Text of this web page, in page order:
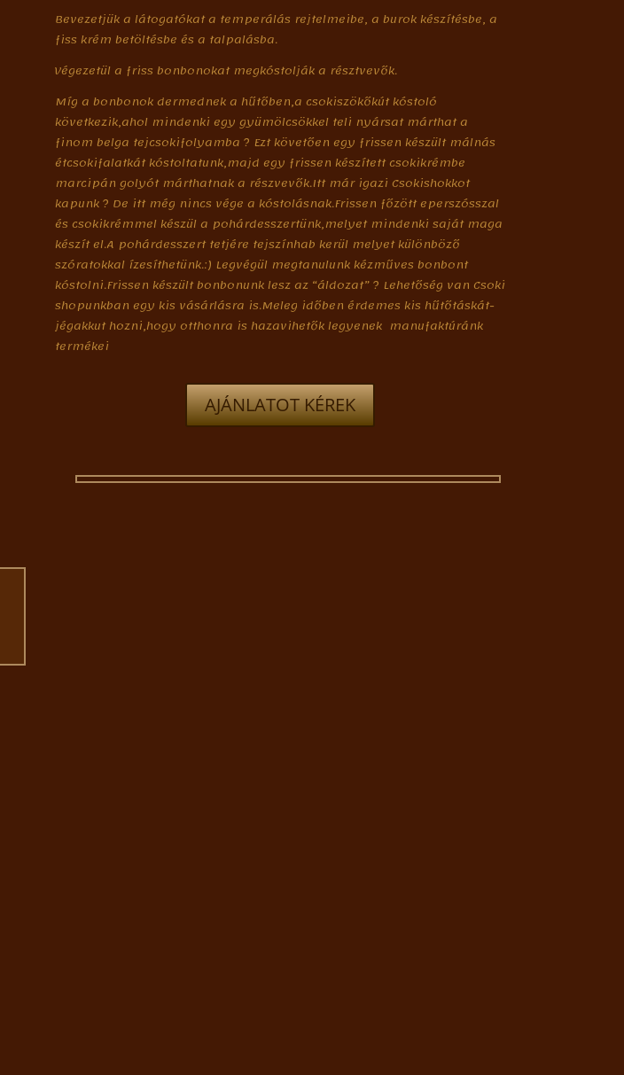
Bevezetjük a látogatókat a temperálás rejtelmeibe, a burok készítésbe, a
fiss krém betöltésbe és a talpalásba.
Végezetül a friss bonbonokat megkóstolják a résztvevők.
Míg a bonbonok dermednek a hűtőben,a csokiszökőkút kóstoló
következik,ahol mindenki egy gyümölcsökkel teli nyársat márthat a
finom belga tejcsokifolyamba ? Ezt követően egy frissen készült málnás
étcsokifalatkát kóstoltatunk,majd egy frissen készített csokikrémbe
marcipán golyót márthatnak a részvevők.Itt már igazi Csokishokkot
kapunk ? De itt még nincs vége a kóstolásnak.Frissen főzött eperszósszal
és csokikrémmel készül a pohárdesszertünk,melyet mindenki saját maga
készít el.A pohárdesszert tetjére tejszínhab kerül melyet különböző
szóratokkal ízesíthetünk.:) Legvégül megtanulunk kézműves bonbont
kóstolni.Frissen készült bonbonunk lesz az “áldozat” ? Lehetőség van Csoki
shopunkban egy kis vásárlásra is.Meleg időben érdemes kis hűtőtáskát-
jégakkut hozni,hogy otthonra is hazavihetők legyenek manufaktúránk
termékei
AJÁNLATOT KÉREK